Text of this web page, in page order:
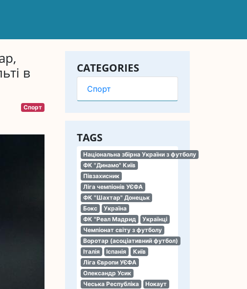
CATEGORIES
Спорт
TAGS
Національна збірна України з футболу
ФК "Динамо" Київ
Півзахисник
Ліга чемпіонів УЄФА
ФК "Шахтар" Донецьк
Бокс
Україна
ФК "Реал Мадрид
Українці
Чемпіонат світу з футболу
Воротар (асоціативний футбол)
Італія
Іспанія
Київ
Ліга Європи УЄФА
Олександр Усик
Чеська Республіка
Нокаут
в
Спорт